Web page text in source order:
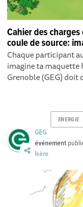
Cahier des
coule de source:
Chaque participant
imagine ta maquette
Grenoble (GEG) doit
ENERGIE
GEG
événement
Isère